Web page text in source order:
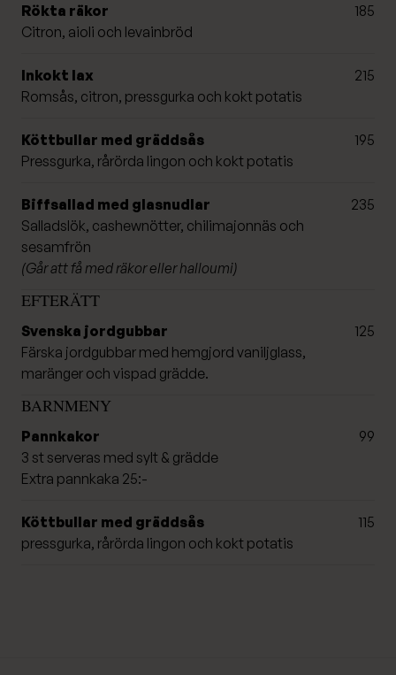
Rökta räkor
Citron, aioli och levainbröd
185
Inkokt lax
Romsås, citron, pressgurka och kokt potatis
215
Köttbullar med gräddsås
Pressgurka, rårörda lingon och kokt potatis
195
Biffsallad med glasnudlar
Salladslök, cashewnötter, chilimajonnäs och
sesamfrön
(Går att få med räkor eller halloumi)
235
EFTERÄTT
Svenska jordgubbar
Färska jordgubbar med hemgjord vaniljglass,
maränger och vispad grädde.
125
BARNMENY
Pannkakor
3 st serveras med sylt & grädde
Extra pannkaka 25:-
99
Köttbullar med gräddsås
pressgurka, rårörda lingon och kokt potatis
115